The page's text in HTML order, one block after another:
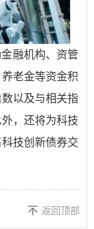
融机构、资管
老金等资金积
以及与相关指
，还将为科技
技创新债券交
返回顶部